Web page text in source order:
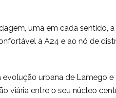
uma em cada sentido,
à A24 e ao nó de
evolução urbana de Lamego
viária entre o seu núcleo